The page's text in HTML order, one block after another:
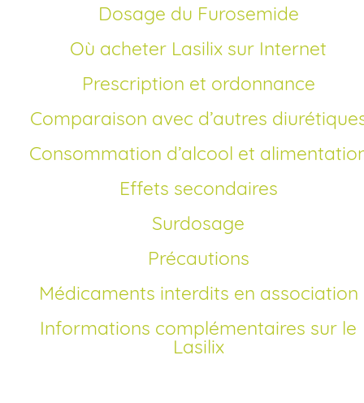
Dosage du Furosemide
Où acheter Lasilix sur Internet
Prescription et ordonnance
Comparaison avec d’autres
Consommation d’alcool et
Effets secondaires
Surdosage
Précautions
Médicaments interdits en association
Informations complémentaires sur le
Lasilix